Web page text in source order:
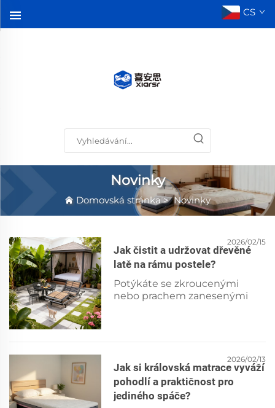
CS
Novinky
Domovská stránka>Novinky
2026/02/15
Jak čistit a udržovat dřevěné
latě na rámu postele?
Potýkáte se zkroucenými
nebo prachem zanesenými
životnosti rámu postele.
Udržujte svůj rám postele
Xiarsr nebo jakýkoli jiný rám s
dřevěnými latěmi v
2026/02/13
Jak si královská matrace vyváží
pohodlí a praktičnost pro
jediného spáče?